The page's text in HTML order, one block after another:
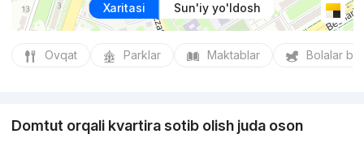
Xaritasi Sun'iy yo'ldosh
Ovqat Parklar Maktablar Bolalar
Domtut orqali kvartira sotib olish juda oson